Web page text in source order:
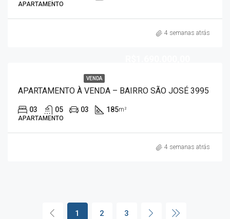
APARTAMENTO
4 semanas atrás
VENDA
APARTAMENTO À VENDA – BAIRRO SÃO JOSÉ 3995
03 05 03 185m²
APARTAMENTO
4 semanas atrás
1 2 3